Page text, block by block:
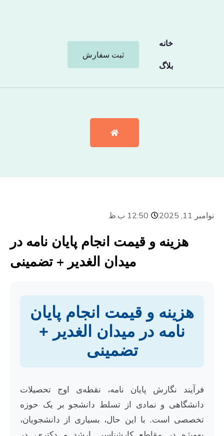
خانه
بلاگ
ثبت سفارش
نوامبر 11, 2025 12:50 ب.ظ
هزینه و قیمت انجام پایان نامه در
میدان الغدیر + تضمینی
هزینه و قیمت انجام پایان
نامه در میدان الغدیر +
تضمینی
فرآیند نگارش پایان نامه، نقطه‌ی اوج تحصیلات
دانشگاهی و نمادی از تسلط دانشجو بر یک حوزه
تخصصی است. با این حال، بسیاری از دانشجویان،